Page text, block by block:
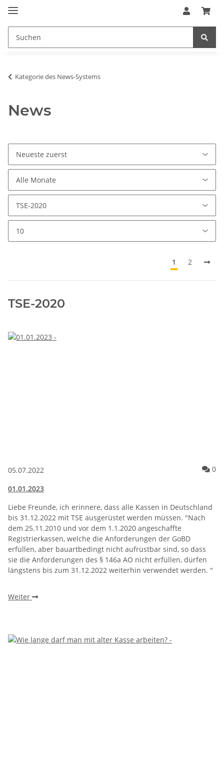
Kategorie des News-Systems
News
1 2
TSE-2020
05.07.2022 0
01.01.2023
Liebe Freunde, ich erinnere, dass alle Kassen in Deutschland
bis 31.12.2022 mit TSE ausgerüstet werden müssen. "Nach
dem 25.11.2010 und vor dem 1.1.2020 angeschaffte
Registrierkassen, welche die Anforderungen der GoBD
erfüllen, aber bauartbedingt nicht aufrüstbar sind, so dass
sie die Anforderungen des § 146a AO nicht erfüllen, dürfen
längstens bis zum 31.12.2022 weiterhin verwendet werden. "
Weiter